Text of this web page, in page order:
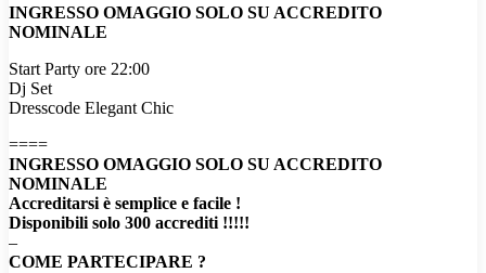
INGRESSO OMAGGIO SOLO SU ACCREDITO
NOMINALE
Start Party ore 22:00
Dj Set
Dresscode Elegant Chic
====
INGRESSO OMAGGIO SOLO SU ACCREDITO
NOMINALE
Accreditarsi è semplice e facile !
Disponibili solo 300 accrediti !!!!!
–
COME PARTECIPARE ?